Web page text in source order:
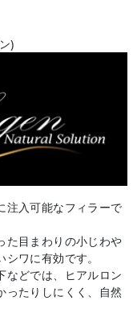
)
注入可能なフィラーで
た目まわりの小じわや
ワに有効です。
などでは、ヒアルロン
ったりしにくく、自然